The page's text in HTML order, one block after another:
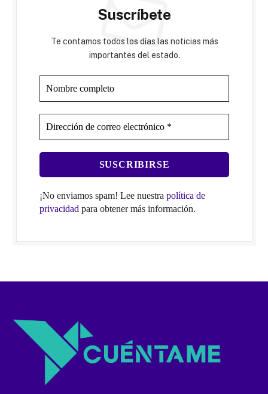
Suscríbete
Te contamos todos los días las noticias más
importantes del estado.
¡No enviamos spam! Lee nuestra política de
privacidad para obtener más información.